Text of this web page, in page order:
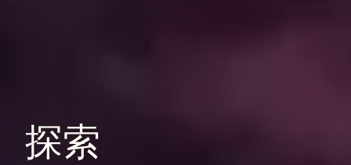
探索